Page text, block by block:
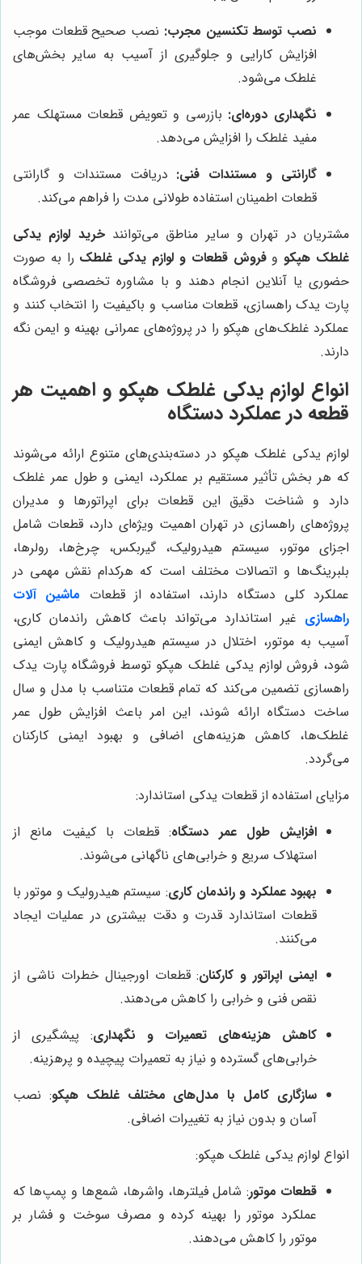
نصب توسط تکنسین مجرب: نصب صحیح قطعات موجب
افزایش کارایی و جلوگیری از آسیب به سایر بخش‌های
غلطک می‌شود.
نگهداری دوره‌ای: بازرسی و تعویض قطعات مستهلک عمر
مفید غلطک را افزایش می‌دهد.
گارانتی و مستندات فنی: دریافت مستندات و گارانتی
قطعات اطمینان استفاده طولانی مدت را فراهم می‌کند.
مشتریان در تهران و سایر مناطق می‌توانند خرید لوازم یدکی
غلطک هپکو و فروش قطعات و لوازم یدکی غلطک را به صورت
حضوری یا آنلاین انجام دهند و با مشاوره تخصصی فروشگاه
پارت یدک راهسازی، قطعات مناسب و باکیفیت را انتخاب کنند و
عملکرد غلطک‌های هپکو را در پروژه‌های عمرانی بهینه و ایمن نگه
دارند.
انواع لوازم یدکی غلطک هپکو و اهمیت هر
قطعه در عملکرد دستگاه
لوازم یدکی غلطک هپکو در دسته‌بندی‌های متنوع ارائه می‌شوند
که هر بخش تأثیر مستقیم بر عملکرد، ایمنی و طول عمر غلطک
دارد و شناخت دقیق این قطعات برای اپراتورها و مدیران
پروژه‌های راهسازی در تهران اهمیت ویژه‌ای دارد، قطعات شامل
اجزای موتور، سیستم هیدرولیک، گیربکس، چرخ‌ها، رولرها،
بلبرینگ‌ها و اتصالات مختلف است که هرکدام نقش مهمی در
عملکرد کلی دستگاه دارند، استفاده از قطعات ماشین آلات
راهسازی غیر استاندارد می‌تواند باعث کاهش راندمان کاری،
آسیب به موتور، اختلال در سیستم هیدرولیک و کاهش ایمنی
شود، فروش لوازم یدکی غلطک هپکو توسط فروشگاه پارت یدک
راهسازی تضمین می‌کند که تمام قطعات متناسب با مدل و سال
ساخت دستگاه ارائه شوند، این امر باعث افزایش طول عمر
غلطک‌ها، کاهش هزینه‌های اضافی و بهبود ایمنی کارکنان
می‌گردد.
مزایای استفاده از قطعات یدکی استاندارد:
افزایش طول عمر دستگاه: قطعات با کیفیت مانع از
استهلاک سریع و خرابی‌های ناگهانی می‌شوند.
بهبود عملکرد و راندمان کاری: سیستم هیدرولیک و موتور با
قطعات استاندارد قدرت و دقت بیشتری در عملیات ایجاد
می‌کنند.
ایمنی اپراتور و کارکنان: قطعات اورجینال خطرات ناشی از
نقص فنی و خرابی را کاهش می‌دهند.
کاهش هزینه‌های تعمیرات و نگهداری: پیشگیری از
خرابی‌های گسترده و نیاز به تعمیرات پیچیده و پرهزینه.
سازگاری کامل با مدل‌های مختلف غلطک هپکو: نصب
آسان و بدون نیاز به تغییرات اضافی.
انواع لوازم یدکی غلطک هپکو:
قطعات موتور: شامل فیلترها، واشرها، شمع‌ها و پمپ‌ها که
عملکرد موتور را بهینه کرده و مصرف سوخت و فشار بر
موتور را کاهش می‌دهند.